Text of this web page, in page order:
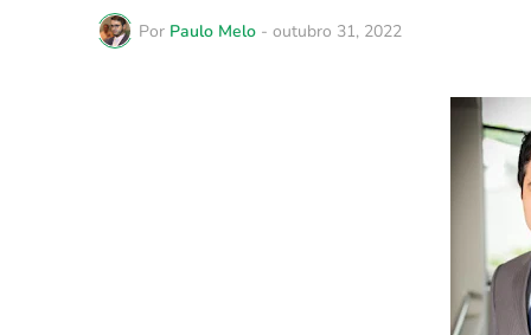
Por Paulo Melo - outubro 31, 2022